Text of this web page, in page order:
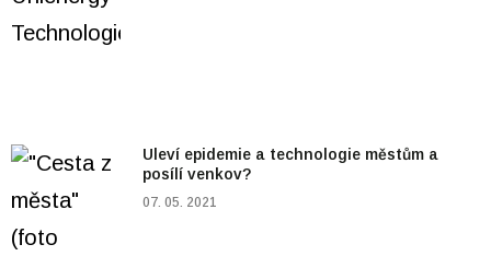
Uleví epidemie a technologie městům a
posílí venkov?
07. 05. 2021